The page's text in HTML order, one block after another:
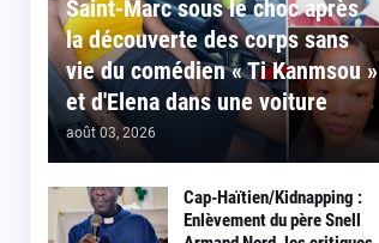
Saint-Marc sous le choc après
la découverte des corps sans
vie du comédien « Ti Kanmsou »
et d'Elena dans une voiture
août 03, 2026
Cap-Haïtien/Kidnapping :
Enlèvement du père Snell